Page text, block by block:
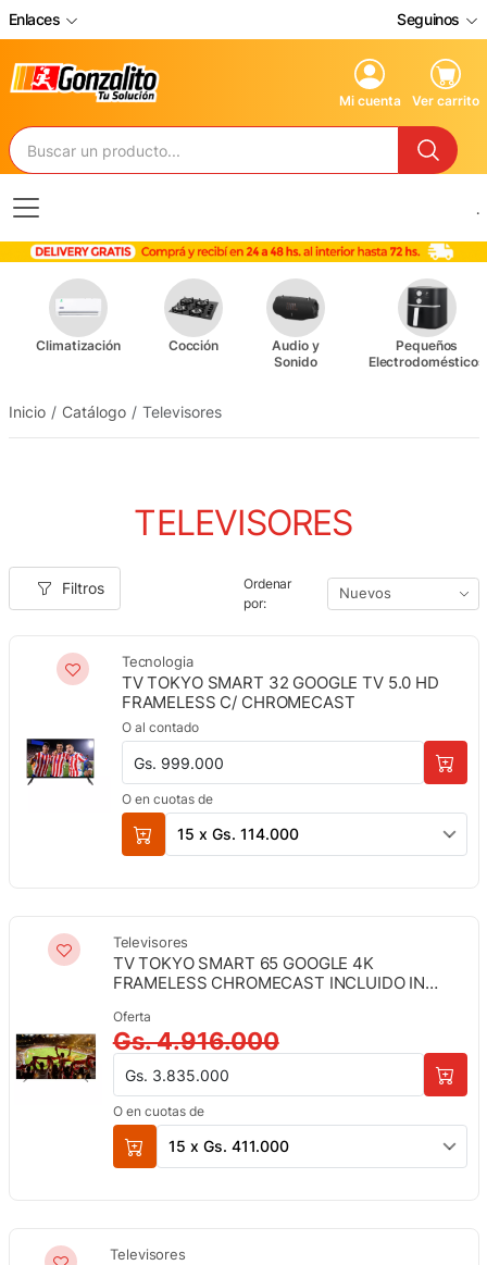
Enlaces Seguinos
Mi cuenta Ver carrito
.
Climatización Cocción
Audio y
Sonido
Pequeños
Electrodomésticos
Inicio Catálogo Televisores
TELEVISORES
Filtros
Ordenar
por:
Tecnologia
TV TOKYO SMART 32 GOOGLE TV 5.0 HD
FRAMELESS C/ CHROMECAST
O al contado
Gs. 999.000
O en cuotas de
15 x Gs. 114.000
Televisores
TV TOKYO SMART 65 GOOGLE 4K
FRAMELESS CHROMECAST INCLUIDO IN
Oferta
Gs. 4.916.000
Gs. 3.835.000
O en cuotas de
15 x Gs. 411.000
Televisores